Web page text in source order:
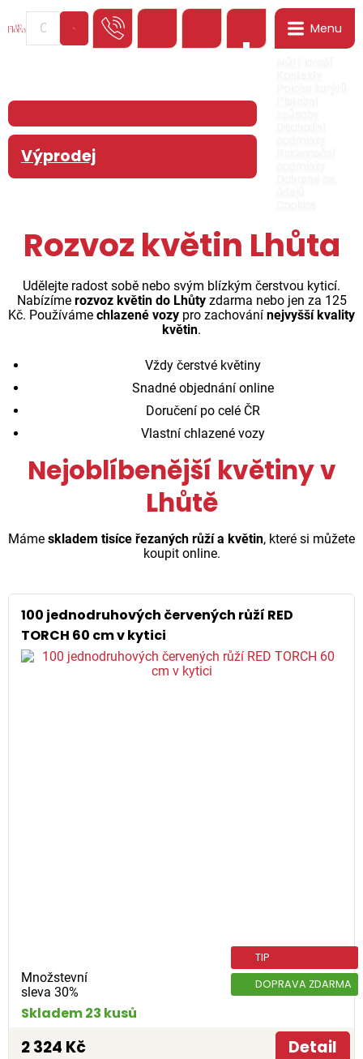
Menu
Výprodej
Rozvoz květin Lhůta
Udělejte radost sobě nebo svým blízkým čerstvou kyticí.
Nabízíme rozvoz květin do Lhůtyzdarma nebo jen za 125
Kč. Používáme chlazené vozy pro zachování nejvyšší kvality
květin.
Vždy čerstvé květiny
Snadné objednání online
Doručení po celé ČR
Vlastní chlazené vozy
Nejoblíbenější květiny v
Lhůtě
Máme skladem tisíce řezaných růží a květin, které si můžete
koupit online.
100 jednodruhových červených růží RED
TORCH 60 cm v kytici
Množstevní
sleva 30%
TIP
DOPRAVA ZDARMA
Skladem 23 kusů
2 324 Kč Detail